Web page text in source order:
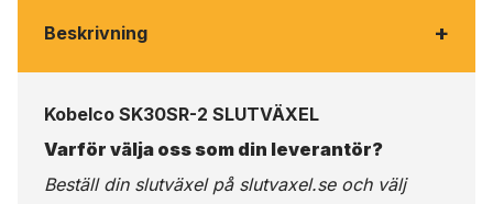
Beskrivning +
Kobelco SK30SR-2 SLUTVÄXEL
Varför välja oss som din leverantör?
Beställ din slutväxel på slutvaxel.seoch välj